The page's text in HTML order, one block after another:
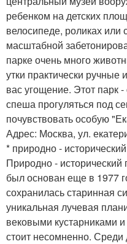
ребенком на детских
велосипеде, роликах или
масштабной
парке очень много
утки практически ручные
вас угощение. Этот парк
спеша прогуляться под
почувствовать особую
Адрес: Москва, ул.
* природно -
Природно -
был основан еще в 1977
сохранилась старинная
уникальная лучевая
вековыми кустарниками
стоит несомненно. Среди